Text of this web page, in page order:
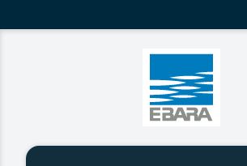
Ebara Česko
Ebara - japonské čerpadlá